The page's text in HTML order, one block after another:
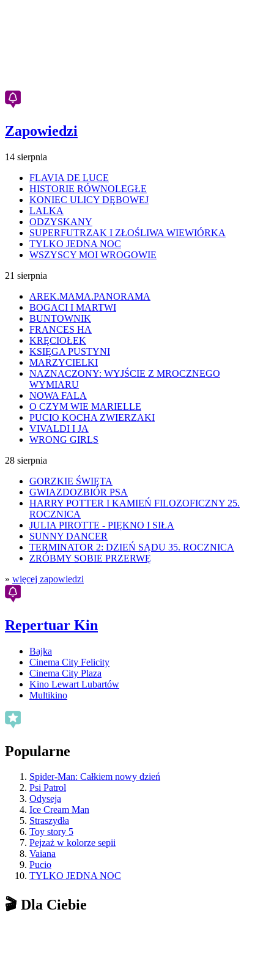
Zapowiedzi
14 sierpnia
FLAVIA DE LUCE
HISTORIE RÓWNOLEGŁE
KONIEC ULICY DĘBOWEJ
LALKA
ODZYSKANY
SUPERFUTRZAK I ZŁOŚLIWA WIEWIÓRKA
TYLKO JEDNA NOC
WSZYSCY MOI WROGOWIE
21 sierpnia
AREK.MAMA.PANORAMA
BOGACI I MARTWI
BUNTOWNIK
FRANCES HA
KRĘCIOŁEK
KSIĘGA PUSTYNI
MARZYCIELKI
NAZNACZONY: WYJŚCIE Z MROCZNEGO
WYMIARU
NOWA FALA
O CZYM WIE MARIELLE
PUCIO KOCHA ZWIERZAKI
VIVALDI I JA
WRONG GIRLS
28 sierpnia
GORZKIE ŚWIĘTA
GWIAZDOZBIÓR PSA
HARRY POTTER I KAMIEŃ FILOZOFICZNY 25.
ROCZNICA
JULIA PIROTTE - PIĘKNO I SIŁA
SUNNY DANCER
TERMINATOR 2: DZIEŃ SĄDU 35. ROCZNICA
ZRÓBMY SOBIE PRZERWĘ
» więcej zapowiedzi
Repertuar Kin
Bajka
Cinema City Felicity
Cinema City Plaza
Kino Lewart Lubartów
Multikino
Popularne
Spider-Man: Całkiem nowy dzień
Psi Patrol
Odyseja
Ice Cream Man
Straszydła
Toy story 5
Pejzaż w kolorze sepii
Vaiana
Pucio
TYLKO JEDNA NOC
🎬 Dla Ciebie